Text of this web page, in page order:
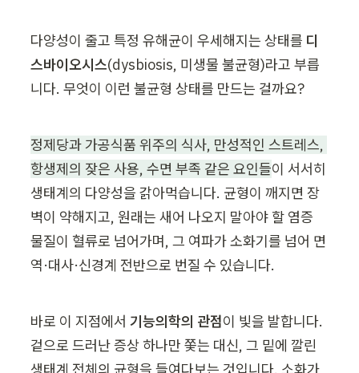
다양성이 줄고 특정 유해균이 우세해지는 상태를 디
스바이오시스(dysbiosis, 미생물 불균형)라고 부릅
니다. 무엇이 이런 불균형 상태를 만드는 걸까요?
정제당과 가공식품 위주의 식사, 만성적인 스트레스,
항생제의 잦은 사용, 수면 부족 같은 요인들이 서서히
생태계의 다양성을 갉아먹습니다. 균형이 깨지면 장
벽이 약해지고, 원래는 새어 나오지 말아야 할 염증
물질이 혈류로 넘어가며, 그 여파가 소화기를 넘어 면
역·대사·신경계 전반으로 번질 수 있습니다.
바로 이 지점에서 기능의학의 관점이 빛을 발합니다.
겉으로 드러난 증상 하나만 쫓는 대신, 그 밑에 깔린